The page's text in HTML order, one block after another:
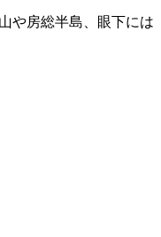
や房総半島、眼下には